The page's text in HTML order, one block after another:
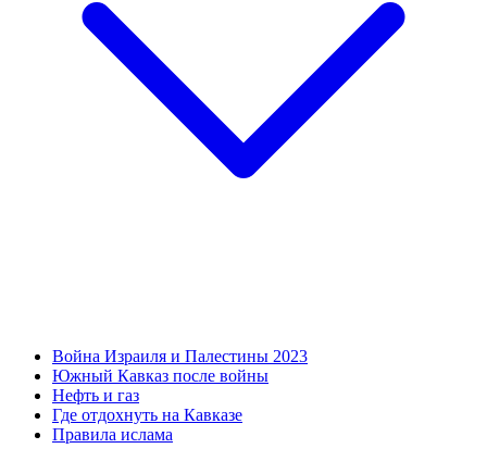
Война Израиля и Палестины 2023
Южный Кавказ после войны
Нефть и газ
Где отдохнуть на Кавказе
Правила ислама